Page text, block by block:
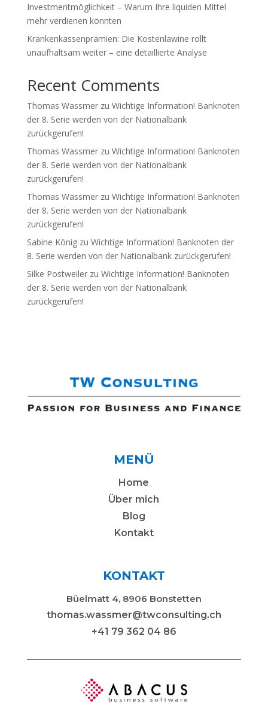
Investmentmöglichkeit – Warum Ihre liquiden Mittel
mehr verdienen könnten
Krankenkassenprämien: Die Kostenlawine rollt
unaufhaltsam weiter – eine detaillierte Analyse
Recent Comments
Thomas Wassmerzu Wichtige Information! Banknoten
der 8. Serie werden von der Nationalbank
zurückgerufen!
Thomas Wassmerzu Wichtige Information! Banknoten
der 8. Serie werden von der Nationalbank
zurückgerufen!
Thomas Wassmerzu Wichtige Information! Banknoten
der 8. Serie werden von der Nationalbank
zurückgerufen!
Sabine Königzu Wichtige Information! Banknoten der
8. Serie werden von der Nationalbank zurückgerufen!
Silke Postweilerzu Wichtige Information! Banknoten
der 8. Serie werden von der Nationalbank
zurückgerufen!
MENÜ
Home
Über mich
Blog
Kontakt
KONTAKT
Büelmatt 4, 8906 Bonstetten
thomas.wassmer@twconsulting.ch
+41 79 362 04 86